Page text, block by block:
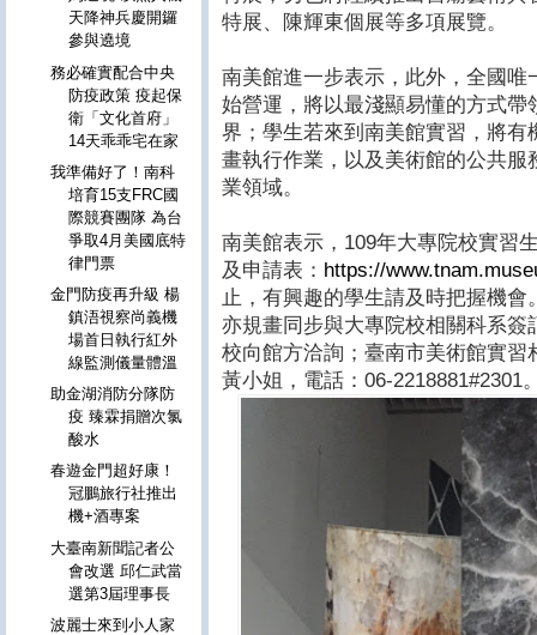
特展、陳輝東個展等多項展覽。
南美館進一步表示，此外，全國
始營運，將以最淺顯易懂的方式
界；學生若來到南美館實習，將
畫執行作業，以及美術館的公共
業領域。
南美館表示，109年大專院校實習
及申請表： https://
止，有興趣的學生請及時把握機
亦規畫同步與大專院校相關科系
校向館方洽詢；臺南市美術館實
黃小姐，電話：06-2218881#2301
天降神兵慶開鑼
參與遶境
務必確實配合中央
防疫政策 疫起保
衛「文化首府」
14天乖乖宅在家
我準備好了！南科
培育15支FRC國
際競賽團隊 為台
爭取4月美國底特
律門票
金門防疫再升級 楊
鎮浯視察尚義機
場首日執行紅外
線監測儀量體溫
助金湖消防分隊防
疫 臻霖捐贈次氯
酸水
春遊金門超好康！
冠鵬旅行社推出
機+酒專案
大臺南新聞記者公
會改選 邱仁武當
選第3屆理事長
波麗士來到小人家